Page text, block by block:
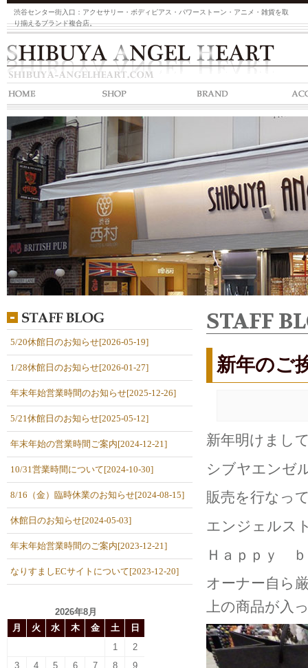
渋谷センター街入口：アクセサリー・ボディピアス・パワーストーン・アニメ・雑貨を取
り揃えるブランド複合店。
STAFF
新年のご
新年明けまし
シブヤエンゼ
販売を行なっ
エンジェルス
Ｈａｐｐｙ
オーナー自ら
上の商品が入
5/20休館日のお知らせ[2026-05-19]
1/28休館日のお知らせ[2026-01-27]
年末年始営業時間のお知らせ[2025-12-26]
5/21休館日のお知らせ[2025-05-12]
年末年始の営業時間ご案内[2024-12-21]
10/31営業時間について[2024-10-30]
8/16（金）臨時休業のお知らせ[2024-08-15]
休館日のお知らせ[2024-05-03]
年末年始営業時間のご案内[2023-12-21]
なりすましECサイトについて[2023-12-20]
2026年8月
月
火 水 木 金 土
日
1
2
3
4 5 6 7 8
9